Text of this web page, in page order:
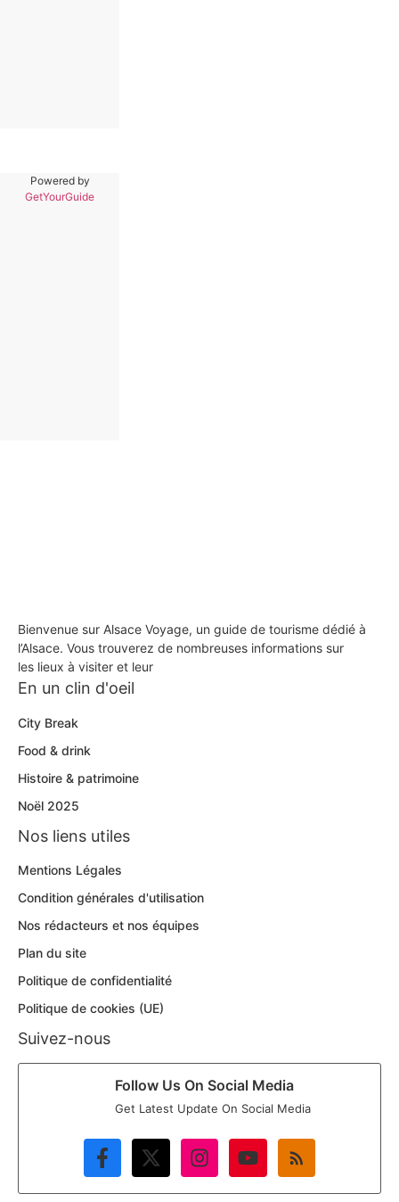
Powered by
GetYourGuide
Bienvenue sur Alsace Voyage, un guide de tourisme dédié à
l’Alsace. Vous trouverez de nombreuses informations sur
les lieux à visiter et leur
En un clin d'oeil
City Break
Food & drink
Histoire & patrimoine
Noël 2025
Nos liens utiles
Mentions Légales
Condition générales d'utilisation
Nos rédacteurs et nos équipes
Plan du site
Politique de confidentialité
Politique de cookies (UE)
Suivez-nous
Follow Us On Social Media
Get Latest Update On Social Media